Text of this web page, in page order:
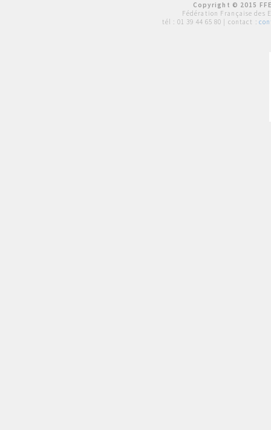
Copyright © 2015
Fédération Française des
tél : 01 39 44 65 80 | contact :